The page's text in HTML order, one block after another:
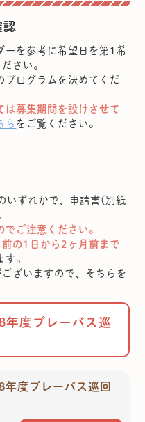
ーを参考に希望日を第1希
さい。
プログラムを決めてくだ
は募集期間を設けさせて
ら をご覧ください。
いずれかで、申請書(別紙
ご注意ください。
の1日から2ヶ月前まで
。
ざいますので、そちらを
度プレーバス巡
度プレーバス巡回